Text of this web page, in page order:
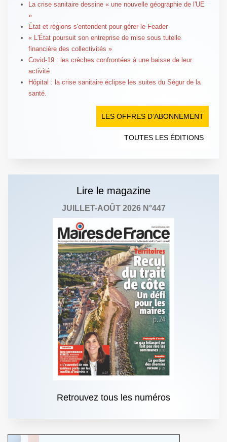
La crise sanitaire dessine « une nouvelle géographie de l'UE
»
État et régions s'entendent pour gérer le Feader
« L'État poursuit son entreprise de mise sous tutelle
financière des collectivités »
Covid-19 : les crèches confrontées à une baisse de leur
activité
Hôpital : la crise sanitaire éclipse les suites du Ségur de la
santé.
LES OFFRES D’ABONNEMENT
TOUTES LES ÉDITIONS
Lire le magazine
JUILLET-AOÛT 2026 N°447
Retrouvez tous les numéros